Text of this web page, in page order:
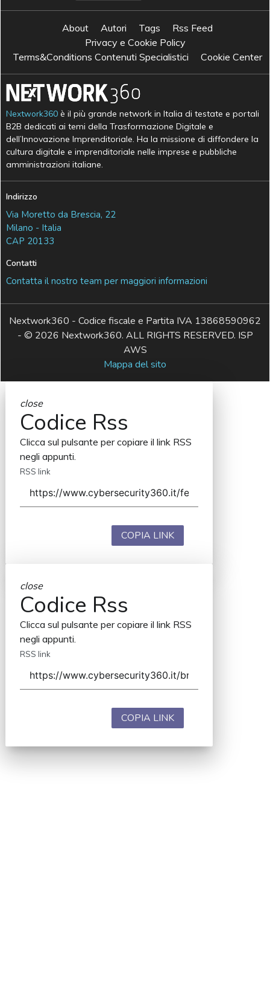
About Autori Tags
Rss Feed
Privacy e Cookie Policy
Terms&Conditions Contenuti Specialistici
Cookie Center
Nextwork360 è il più grande network in Italia di testate e portali
B2B dedicati ai temi della Trasformazione Digitale e
dell’Innovazione Imprenditoriale. Ha la missione di diffondere la
cultura digitale e imprenditoriale nelle imprese e pubbliche
amministrazioni italiane.
Indirizzo
Via Moretto da Brescia, 22
Milano - Italia
CAP 20133
Contatti
Contatta il nostro team per maggiori informazioni
Nextwork360 - Codice fiscale e Partita IVA 13868590962
- © 2026 Nextwork360. ALL RIGHTS RESERVED. ISP
AWS
Mappa del sito
close
Codice Rss
Clicca sul pulsante per copiare il link RSS
negli appunti.
RSS link
COPIA LINK
close
Codice Rss
Clicca sul pulsante per copiare il link RSS
negli appunti.
RSS link
COPIA LINK